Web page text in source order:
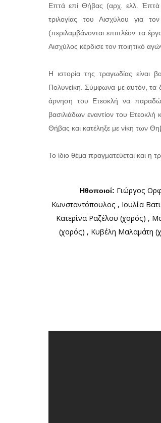
Επτά επί Θήβας (αρχ. ελλ. Ἑπτὰ
τριλογίας του Αισχύλου για
(περιλαμβάνονται επιπλέον τα
Αισχύλος κέρδισε τον ποιητικό
Η ιστορία της τραγωδίας είναι
Πολυνείκη. Σύμφωνα με αυτόν,
άρνηση του Ετεοκλή να
βασιλιάδων εναντίον του
Θήβας και κατέληξε με νίκη των
Το ίδιο θέμα πραγματεύεται και η
Ηθοποιοί: Γιώργος
Κωνσταντόπουλος , Ιουλία
Κατερίνα Ραζέλου (χορός) ,
(χορός) , Κυβέλη Μαλαμάτη